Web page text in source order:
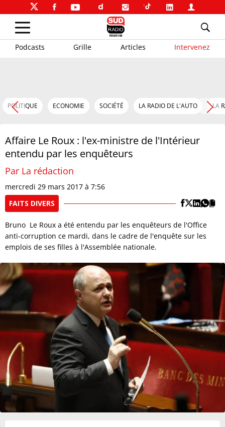
Podcasts Grille Articles Intervenez
POLITIQUE ECONOMIE SOCIÉTÉ LA RADIO DE L'AUTO LA
Affaire Le Roux : l'ex-ministre de l'Intérieur
entendu par les enquêteurs
Par La rédaction
mercredi 29 mars 2017 à 7:56
FAITS DIVERS
Bruno Le Roux a été entendu par les enquêteurs de l'Office
anti-corruption ce mardi, dans le cadre de l'enquête sur les
emplois de ses filles à l'Assemblée nationale.